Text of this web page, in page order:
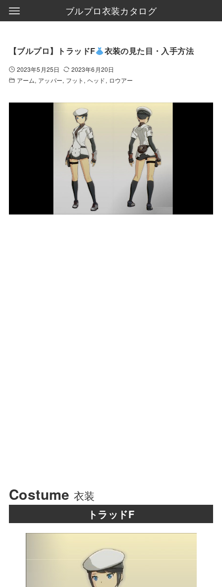
ブルプロ衣装カタログ
【ブルプロ】トラッドF 衣装の見た目・入手方法
2023年5月25日
2023年6月20日
アーム アッパー フット ヘッド ロウアー
Costume 衣装
トラッドF